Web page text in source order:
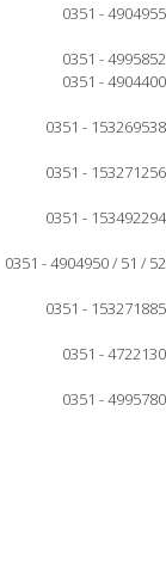
0351 - 4904955
0351 - 4995852
0351 - 4904400
0351 - 153269538
0351 - 153271256
0351 - 153492294
0351 - 4904950 / 51 / 52
0351 - 153271885
0351 - 4722130
0351 - 4995780